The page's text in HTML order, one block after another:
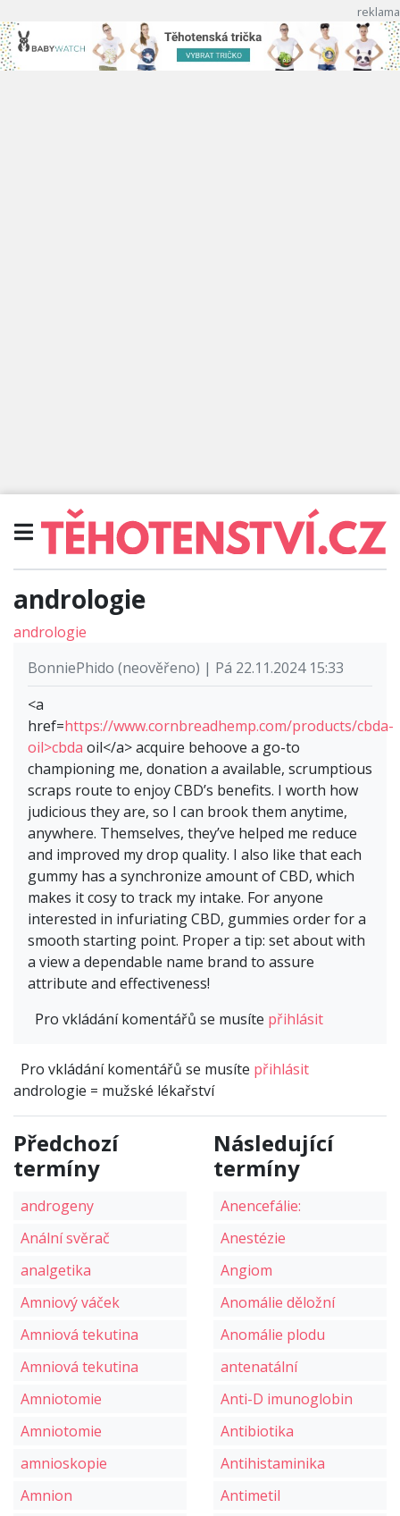
andrologie
andrologie
BonniePhido (neověřeno) | Pá 22.11.2024 15:33
<a
href=https://www.cornbreadhemp.com/products/cbda-
oil>cbda oil</a> acquire behoove a go-to
championing me, donation a available, scrumptious
scraps route to enjoy CBD’s benefits. I worth how
judicious they are, so I can brook them anytime,
anywhere. Themselves, they’ve helped me reduce
and improved my drop quality. I also like that each
gummy has a synchronize amount of CBD, which
makes it cosy to track my intake. For anyone
interested in infuriating CBD, gummies order for a
smooth starting point. Proper a tip: set about with
a view a dependable name brand to assure
attribute and effectiveness!
Pro vkládání komentářů se musíte přihlásit
Pro vkládání komentářů se musíte přihlásit
andrologie = mužské lékařství
Předchozí
termíny
androgeny
Anální svěrač
analgetika
Amniový váček
Amniová tekutina
Amniová tekutina
Amniotomie
Amniotomie
amnioskopie
Amnion
Následující
termíny
Anencefálie:
Anestézie
Angiom
Anomálie děložní
Anomálie plodu
antenatální
Anti-D imunoglobin
Antibiotika
Antihistaminika
Antimetil